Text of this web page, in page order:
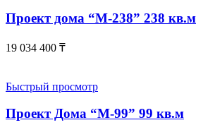
Проект дома “М-238” 238 кв.м
19 034 400 ₸
Быстрый просмотр
Проект Дома “М-99” 99 кв.м